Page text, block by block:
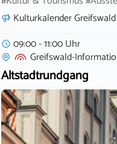
Kulturkalender Greifswald
09:00 - 11:00 Uhr
Greifswald-
Altstadtrundgang